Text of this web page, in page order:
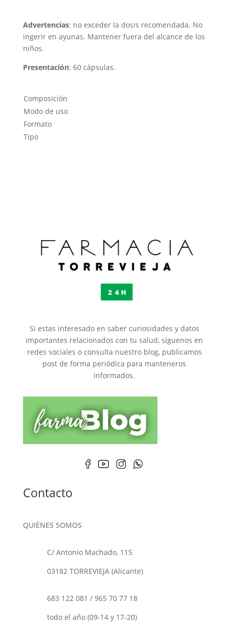
Advertencias: no exceder la dosis recomendada. No
ingerir en ayunas. Mantener fuera del alcance de los
niños.
Presentación: 60 cápsulas.
Composición
Modo de uso
Formato
Tipo
Si estas interesado en saber curiosidades y datos
importantes relacionados con tu salud, síguenos en
redes sociales o consulta nuestro blog, publicamos
post de forma periódica para manteneros
informados.
Contacto
QUIÉNES SOMOS
C/ Antonio Machado, 115
03182 TORREVIEJA (Alicante)
683 122 081 / 965 70 77 18
todo el año (09-14 y 17-20)